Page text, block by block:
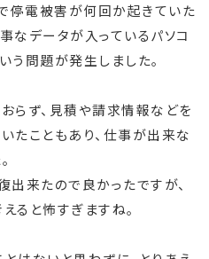
停電被害が何回か起きていた
なデータが入っているパソコ
う問題が発生しました。
らず、見積や請求情報などを
たこともあり、仕事が出来な
出来たので良かったですが、
ると怖すぎますね。